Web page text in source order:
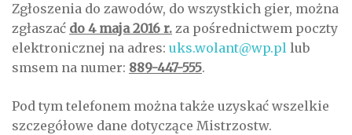
Zgłoszenia do zawodów, do wszystkich gier, można
zgłaszać do 4 maja 2016 r. za pośrednictwem poczty
elektronicznej na adres: uks.wolant@wp.pl lub
smsem na numer: 889-447-555.
Pod tym telefonem można także uzyskać wszelkie
szczegółowe dane dotyczące Mistrzostw.